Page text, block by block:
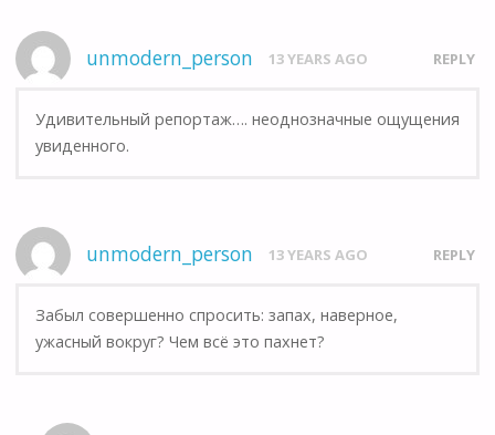
unmodern_person 13 YEARS AGO REPLY
Удивительный репортаж…. неоднозначные ощущения
увиденного.
unmodern_person 13 YEARS AGO REPLY
Забыл совершенно спросить: запах, наверное,
ужасный вокруг? Чем всё это пахнет?